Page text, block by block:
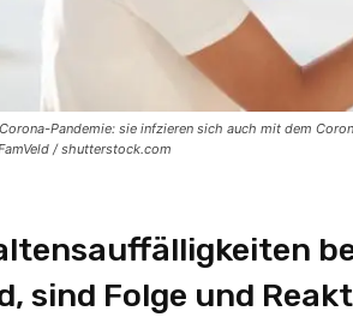
Pandemie: sie infzieren sich auch mit dem
/ shutterstock.com
sind Folge und